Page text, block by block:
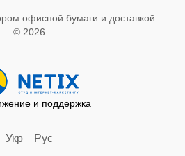
офисной бумаги и доставкой
© 2026
и поддержка
Укр Рус